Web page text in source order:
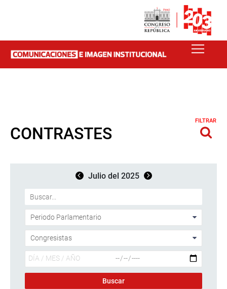
CONTRASTES
FILTRAR
Julio del 2025